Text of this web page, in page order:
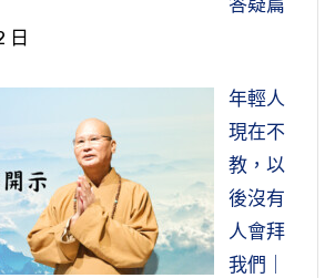
日
年輕人
現在不
教，以
後沒有
人會拜
我們｜